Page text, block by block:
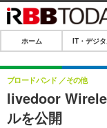
ホーム
IT・デジタル
IT・デジタル
SPEED TEST
ホーム IT・デジ
livedoor
ルを公開
ブロードバンド その他